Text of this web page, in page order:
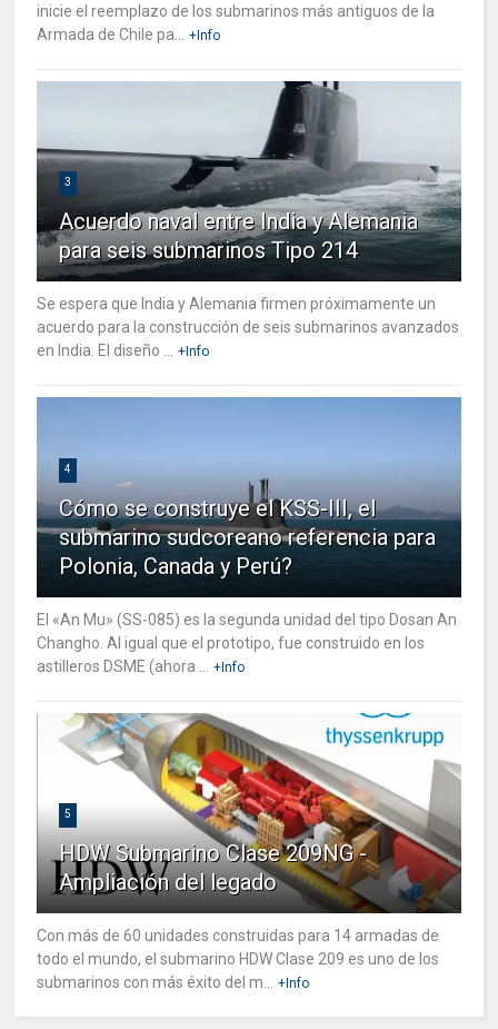
inicie el reemplazo de los submarinos más antiguos de la
Armada de Chile pa...
+Info
3
Acuerdo naval entre India y Alemania
para seis submarinos Tipo 214
Se espera que India y Alemania firmen próximamente un
acuerdo para la construcción de seis submarinos avanzados
en India. El diseño ...
+Info
4
Cómo se construye el KSS-III, el
submarino sudcoreano referencia para
Polonia, Canada y Perú?
El «An Mu» (SS-085) es la segunda unidad del tipo Dosan An
Changho. Al igual que el prototipo, fue construido en los
astilleros DSME (ahora ...
+Info
5
HDW Submarino Clase 209NG -
Ampliación del legado
Con más de 60 unidades construidas para 14 armadas de
todo el mundo, el submarino HDW Clase 209 es uno de los
submarinos con más éxito del m...
+Info